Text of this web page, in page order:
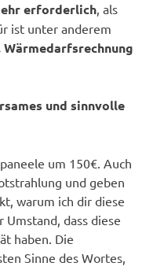
erforderlich, als
ist unter anderem
und sinnvolle
um 150€. Auch
und geben
warum ich dir diese
dass diese
haben. Die
Sinne des Wortes,